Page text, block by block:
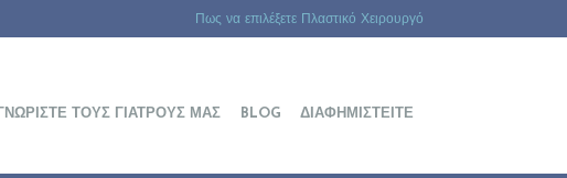
Πως να επιλέξετε Πλαστικό Χειρουργό
ΓΝΩΡΊΣΤΕ ΤΟΥΣ ΓΙΑΤΡΟΎΣ ΜΑΣ BLOG ΔΙΑΦΗΜΙΣΤΕΊΤΕ